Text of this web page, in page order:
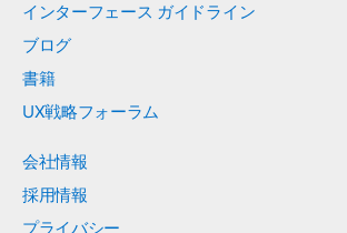
インターフェース ガイドライン
ブログ
書籍
UX戦略フォーラム
会社情報
採用情報
プライバシー